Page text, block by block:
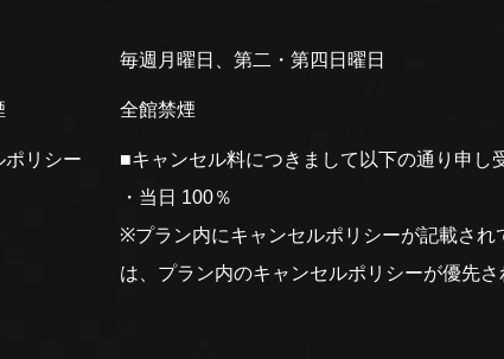
毎週月曜日、第二・第四日曜日
全館禁煙
ポリシー
■キャンセル料につきまして以下の通り申し
・当日 100％
※プラン内にキャンセルポリシーが記載され
は、プラン内のキャンセルポリシーが優先さ